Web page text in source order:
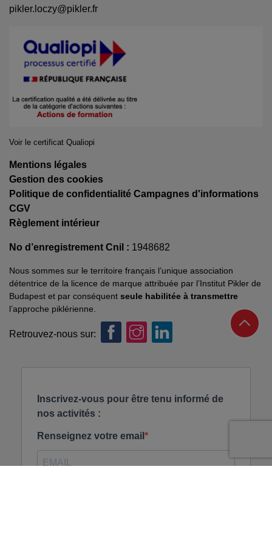
pikler.loczy@pikler.fr
Voir le certificat Qualiopi
Mentions légales
Gestion des cookies
Politique de confidentialité Campagnes d'informations
CGV
Règlement intérieur
No d’enregistrement Cnil : 1948682
Nous sommes sur le territoire français l’unique association
détentrice de la licence de marque attribuée par l’Institut Pikler de
Budapest et par conséquent seule habilitée à transmettre
l’approche piklérienne.
Retrouvez-nous sur: